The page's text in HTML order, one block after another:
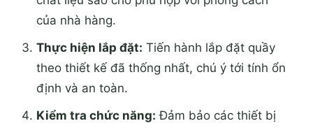
của nhà hàng.
Thực hiện lắp đặt: Tiến hành lắp đặt quầy
theo thiết kế đã thống nhất, chú ý tới tính ổn
định và an toàn.
Kiểm tra chức năng: Đảm bảo các thiết bị